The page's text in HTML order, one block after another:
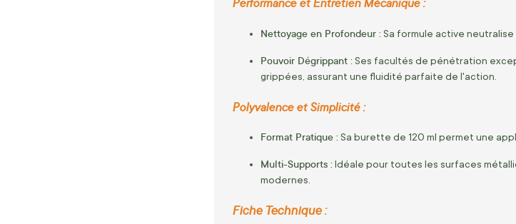
Nettoyage en Profondeur : Sa formule active
Pouvoir Dégrippant : Ses facultés de pénétration
grippées, assurant une fluidité parfaite de l'action.
Polyvalence et Simplicité :
Format Pratique : Sa burette de 120 ml permet une
Multi-Supports : Idéale pour toutes les surfaces
modernes.
Fiche Technique :